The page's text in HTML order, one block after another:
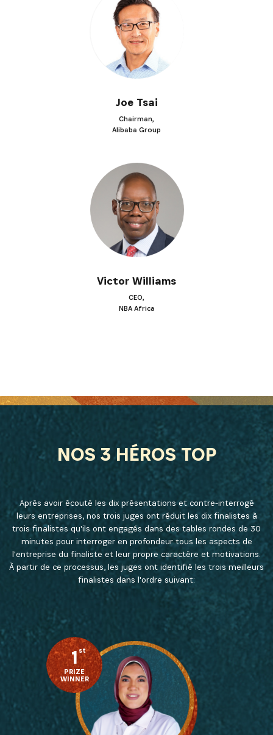
INSCRIVEZ-VOUS À NOTRE
NEWSLETTER
Joe Tsai
Chairman,
Alibaba Group
Victor Williams
CEO,
NBA Africa
NOS 3 HÉROS TOP
Après avoir écouté les dix présentations et contre-interrogé
leurs entreprises, nos trois juges ont réduit les dix finalistes à
trois finalistes qu'ils ont engagés dans des tables rondes de 30
minutes pour interroger en profondeur tous les aspects de
l'entreprise du finaliste et leur propre caractère et motivations.
À partir de ce processus, les juges ont identifié les trois meilleurs
finalistes dans l'ordre suivant:
1st
PRIZE
WINNER